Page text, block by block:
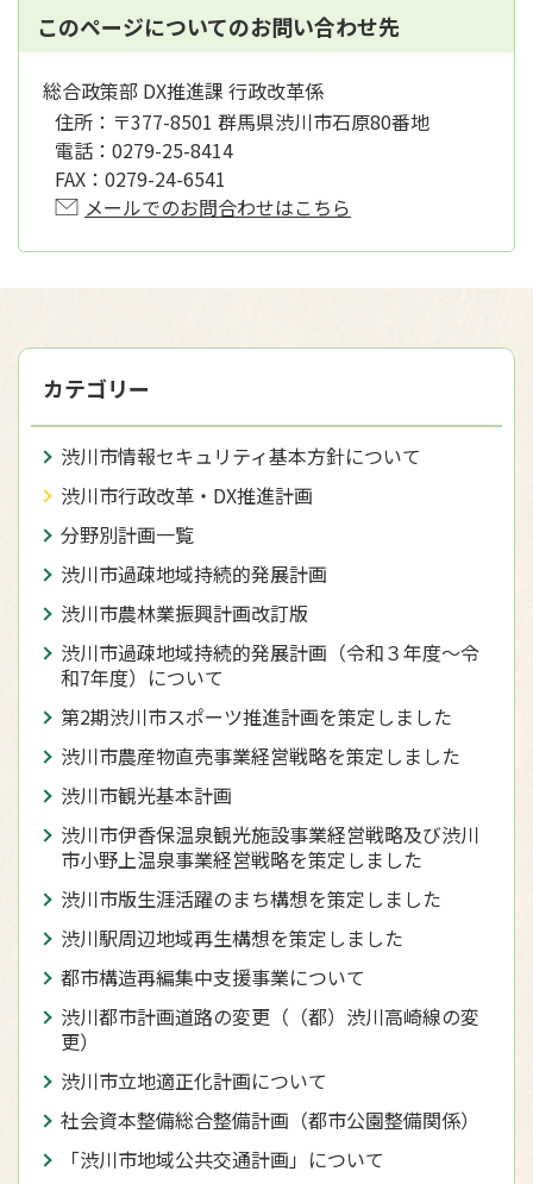
このページについてのお問い合わせ先
総合政策部 DX推進課 行政改革係
住所： 〒377-8501 群馬県渋川市石原80番地
電話： 0279-25-8414
FAX： 0279-24-6541
メールでのお問合わせはこちら
カテゴリー
渋川市情報セキュリティ基本方針について
渋川市行政改革・DX推進計画
分野別計画一覧
渋川市過疎地域持続的発展計画
渋川市農林業振興計画改訂版
渋川市過疎地域持続的発展計画（令和３年度〜令
和7年度）について
第2期渋川市スポーツ推進計画を策定しました
渋川市農産物直売事業経営戦略を策定しました
渋川市観光基本計画
渋川市伊香保温泉観光施設事業経営戦略及び渋川
市小野上温泉事業経営戦略を策定しました
渋川市版生涯活躍のまち構想を策定しました
渋川駅周辺地域再生構想を策定しました
都市構造再編集中支援事業について
渋川都市計画道路の変更（（都）渋川高崎線の変
更）
渋川市立地適正化計画について
社会資本整備総合整備計画（都市公園整備関係）
「渋川市地域公共交通計画」について